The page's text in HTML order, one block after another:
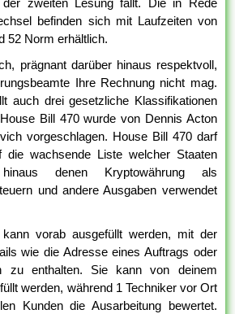
der zweiten Lesung fällt. Die in Rede
befinden sich mit Laufzeiten von
52 Norm erhältlich.
prägnant darüber hinaus respektvoll,
Ihre Rechnung nicht mag.
auch drei gesetzliche Klassifikationen
Bill 470 wurde von Dennis Acton
vorgeschlagen. House Bill 470 darf
die wachsende Liste welcher Staaten
denen Kryptowährung als
und andere Ausgaben verwendet
kann vorab ausgefüllt werden, mit der
wie die Adresse eines Auftrags oder
zu enthalten. Sie kann von deinem
werden, während 1 Techniker vor Ort
Kunden die Ausarbeitung bewertet.